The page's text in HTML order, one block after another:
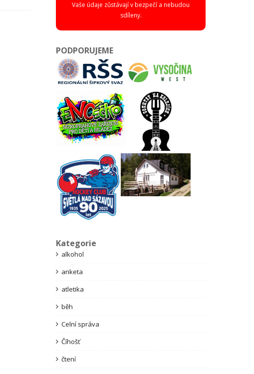
Vaše údaje zůstávají v bezpečí a nebudou
sdíleny.
PODPORUJEME
Kategorie
alkohol
anketa
atletika
běh
Celní správa
Číhošť
čtení